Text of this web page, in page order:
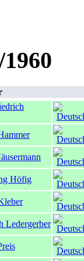
Höfig
Ledergerber